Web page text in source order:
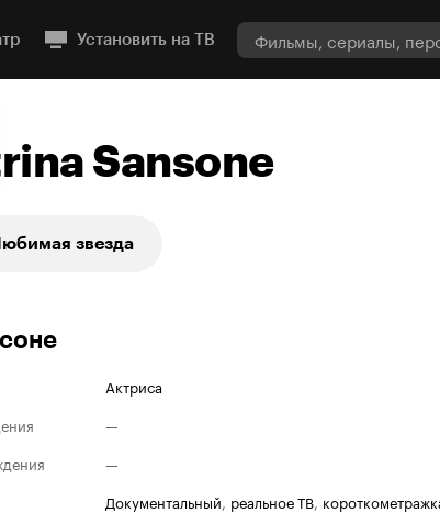
Установить на ТВ
Sansone
звезда
Актриса
—
—
документальный, реальное ТВ,